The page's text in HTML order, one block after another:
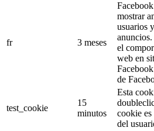
fr 3 meses
mostrar
usuarios
el
web en
de
test_cookie
15
minutos
Esta
cookie
del